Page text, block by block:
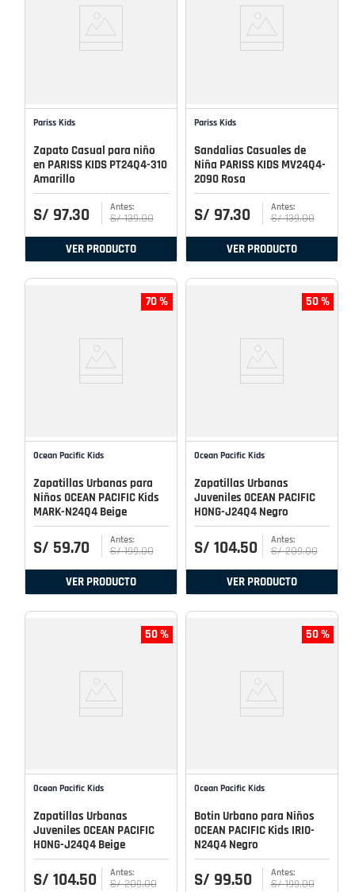
Pariss Kids
Zapato Casual para niño
en PARISS KIDS PT24Q4-310
Amarillo
S/ 97.30 S/ 139.00
VER PRODUCTO
Pariss Kids
Sandalias Casuales de
Niña PARISS KIDS MV24Q4-
2090 Rosa
S/ 97.30 S/ 139.00
VER PRODUCTO
70 %
Ocean Pacific Kids
Zapatillas Urbanas para
Niños OCEAN PACIFIC Kids
MARK-N24Q4 Beige
S/ 59.70 S/ 199.00
VER PRODUCTO
50 %
Ocean Pacific Kids
Zapatillas Urbanas
Juveniles OCEAN PACIFIC
HONG-J24Q4 Negro
S/ 104.50 S/ 209.00
VER PRODUCTO
50 %
Ocean Pacific Kids
Zapatillas Urbanas
Juveniles OCEAN PACIFIC
HONG-J24Q4 Beige
S/ 104.50 S/ 209.00
50 %
Ocean Pacific Kids
Botin Urbano para Niños
OCEAN PACIFIC Kids IRIO-
N24Q4 Negro
S/ 99.50 S/ 199.00